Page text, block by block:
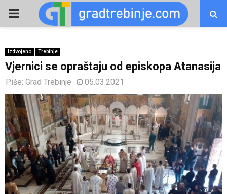
PRIMARY
Izdvojeno Trebinje
Vjernici se opraštaju od episkopa Atanasija
Piše: Grad Trebinje 05.03.2021